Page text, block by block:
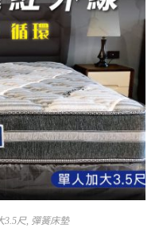
3.5尺, 彈簧床墊